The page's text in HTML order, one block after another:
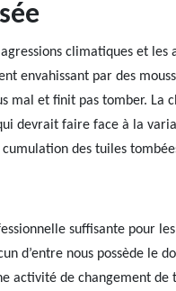
climatiques et les
envahissant par des
mal et finit pas tomber. La
devrait faire face à la
des tuiles
suffisante pour
d’entre nous possède le
activité de changement